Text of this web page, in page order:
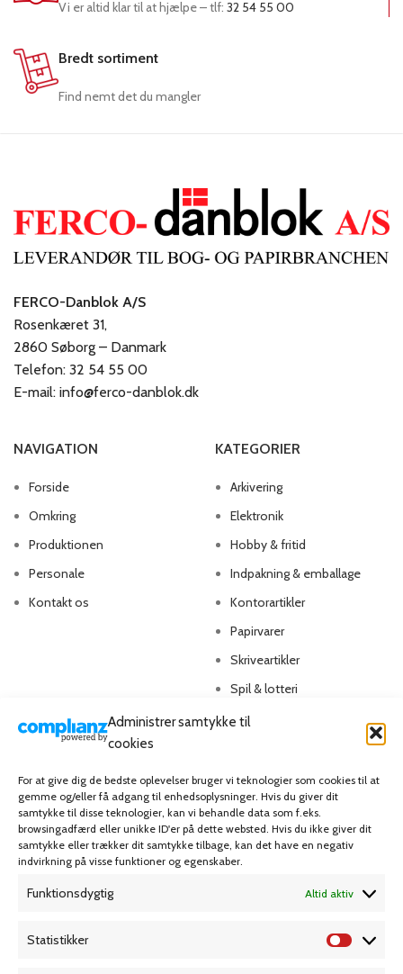
Administrer samtykke til
cookies
For at give dig de bedste oplevelser bruger vi teknologier som cookies til at
gemme og/eller få adgang til enhedsoplysninger. Hvis du giver dit
samtykke til disse teknologier, kan vi behandle data som f.eks.
browsingadfærd eller unikke ID'er på dette websted. Hvis du ikke giver dit
samtykke eller trækker dit samtykke tilbage, kan det have en negativ
indvirkning på visse funktioner og egenskaber.
Funktionsdygtig Altid aktiv
Statistikker
Vi er altid klar til at hjælpe – tlf: 32 54 55 00
Bredt sortiment
Find nemt det du mangler
FERCO-Danblok A/S
Rosenkæret 31,
2860 Søborg – Danmark
Telefon: 32 54 55 00
E-mail: info@ferco-danblok.dk
NAVIGATION
Forside
Omkring
Produktionen
Personale
Kontakt os
KATEGORIER
Arkivering
Elektronik
Hobby & fritid
Indpakning & emballage
Kontorartikler
Papirvarer
Skriveartikler
Spil & lotteri
MIN KONTO
Kontoinformationer
Ordrer
Adresser
Favoritliste
Handelsbetingelser
Privatlivspolitik
Bliv kunde
Cookie Politik (EU)